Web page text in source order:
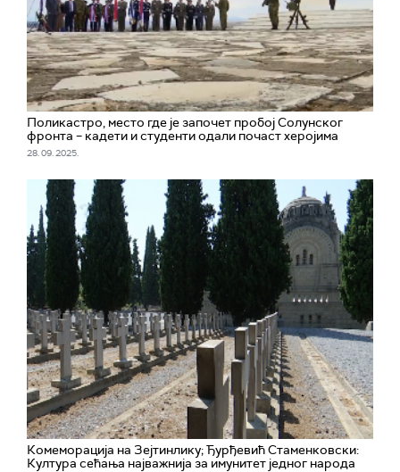
Поликастро, место где је започет пробој Солунског
фронта – кадети и студенти одали почаст херојима
28. 09. 2025.
Комеморација на Зејтинлику; Ђурђевић Стаменковски:
Култура сећања најважнија за имунитет једног народа